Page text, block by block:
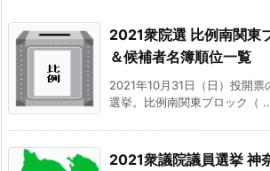
2021衆院選 比例南関東
＆候補者名簿順位一覧
2021年10月31日（日）投開票
選挙。比例南関東ブロック（
2021衆議院議員選挙 神